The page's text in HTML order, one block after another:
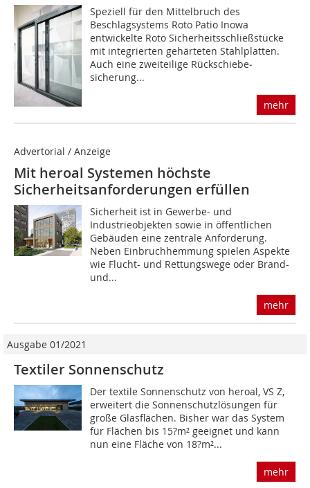
Speziell für den Mittelbruch des
Beschlagsystems Roto Patio Inowa
entwickelte Roto Sicherheitsschließstücke
mit integrierten gehärteten Stahlplatten.
Auch eine zweiteilige Rückschiebe­
sicherung...
mehr
Advertorial / Anzeige
Mit heroal Systemen höchste
Sicherheitsanforderungen erfüllen
Sicherheit ist in Gewerbe- und
Industrieobjekten sowie in öffentlichen
Gebäuden eine zentrale Anforderung.
Neben Einbruchhemmung spielen Aspekte
wie Flucht- und Rettungswege oder Brand-
und...
mehr
Ausgabe 01/2021
Textiler Sonnenschutz
Der textile Sonnenschutz von heroal, VS Z,
erweitert die Sonnenschutzlösungen für
große Glasflächen. Bisher war das System
für Flächen bis 15?m² geeignet und kann
nun eine Fläche von 18?m²...
mehr